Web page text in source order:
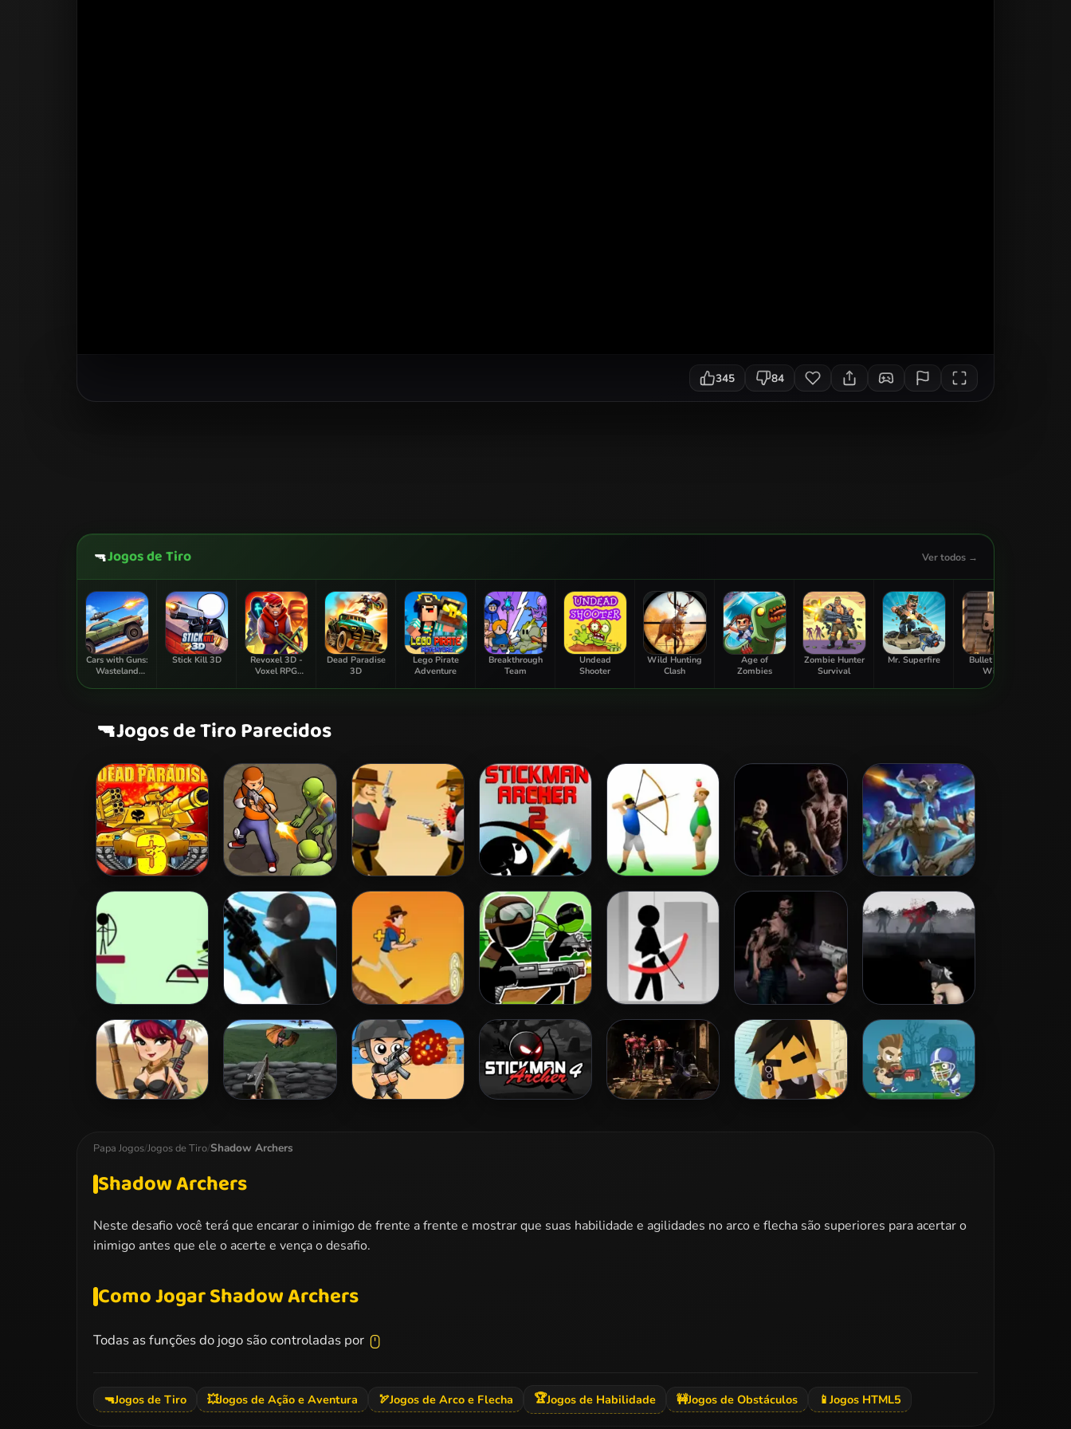
345 84
🔫Jogos de Tiro Ver todos →
Cars with Guns:
Wasteland
Stick Kill 3D
Revoxel 3D -
Voxel RPG
Dead Paradise
3D
Lego Pirate
Adventure
Breakthrough
Team
Undead
Shooter
Wild Hunting
Clash
Age of
Zombies
Zombie Hunter
Survival
Mr. Superfire
Bullet Guide
Wick
🔫Jogos de Tiro Parecidos
Dead Paradise 3 Zombie Survival Gunblood Stickman Archer
2
Apple Shooter Zombie Invasion Galactic Run
Guardians Galaxy
Archery Tactical Squad Cowboy Shoot
Zombies
Stickman Army:
The Resistance
Stickman Archer
Online
Dead City Run Into Death
Papa Jogos/Jogos de Tiro/Shadow Archers
Shadow Archers
Neste desafio você terá que encarar o inimigo de frente a frente e mostrar que suas habilidade e agilidades no arco e flecha são superiores para acertar o
inimigo antes que ele o acerte e vença o desafio.
Como Jogar Shadow Archers
Todas as funções do jogo são controladas por
🔫Jogos de Tiro 💥Jogos de Ação e Aventura 🏹Jogos de Arco e Flecha 🏆Jogos de Habilidade 🚧Jogos de Obstáculos 📱 Jogos HTML5